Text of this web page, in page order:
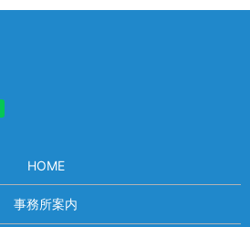
HOME
事務所案内